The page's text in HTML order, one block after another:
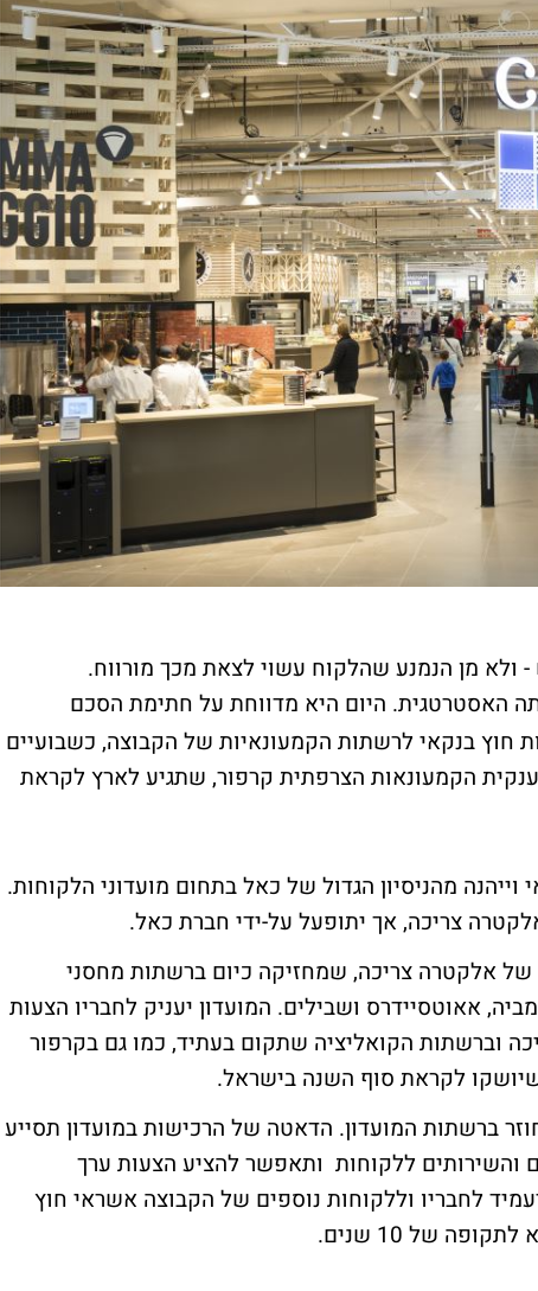
ולא מן הנמנע שהלקוח עשוי לצאת מכך מורווח.
האסטרטגית. היום היא מדווחת על חתימת הסכם
חוץ בנקאי לרשתות הקמעונאיות של הקבוצה, כשבועיים
הקמעונאות הצרפתית קרפור, שתגיע לארץ לקראת
מהניסיון הגדול של כאל בתחום מועדוני הלקוחות.
צריכה, אך יתופעל על-ידי חברת כאל.
אלקטרה צריכה, שמחזיקה כיום ברשתות מחסני
אאוטסיידרס ושבילים. המועדון יעניק לחבריו הצעות
וברשתות הקואליציה שתקום בעתיד, כמו גם בקרפור
לקראת סוף השנה בישראל.
ברשתות המועדון. הדאטה של הרכישות במועדון תסייע
ללקוחות ותאפשר להציע הצעות ערך
לחבריו וללקוחות נוספים של הקבוצה אשראי חוץ
של 10 שנים.